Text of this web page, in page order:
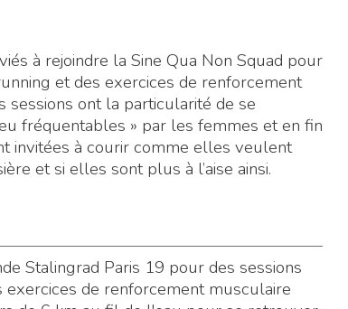
à rejoindre la Sine Qua Non Squad pour
et des exercices de renforcement
sessions ont la particularité de se
fréquentables » par les femmes et en fin
invitées à courir comme elles veulent
et si elles sont plus à l’aise ainsi.
Stalingrad Paris 19 pour des sessions
de renforcement musculaire